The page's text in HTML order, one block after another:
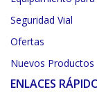
Seguridad Vial
Ofertas
Nuevos Productos
ENLACES